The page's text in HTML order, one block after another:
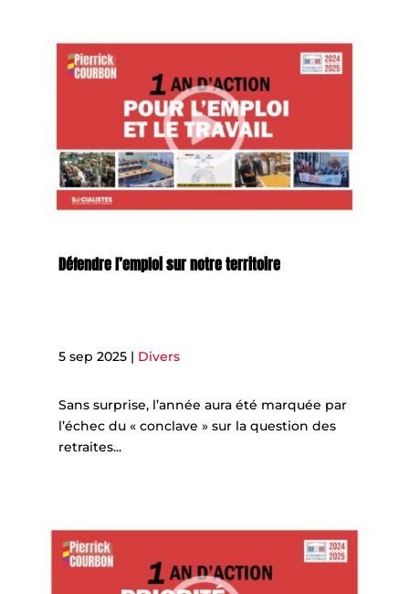
Défendre l’emploi sur notre territoire
5 sep 2025| Divers
Sans surprise, l’année aura été marquée par
l’échec du « conclave » sur la question des
retraites...